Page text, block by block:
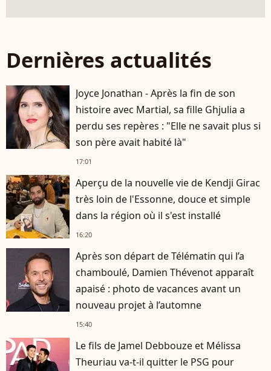
Dernières actualités
Joyce Jonathan - Après la fin de son
histoire avec Martial, sa fille Ghjulia a
perdu ses repères : "Elle ne savait plus si
son père avait habité là"
17:01
Aperçu de la nouvelle vie de Kendji Girac
très loin de l'Essonne, douce et simple
dans la région où il s'est installé
16:20
Après son départ de Télématin qui l’a
chamboulé, Damien Thévenot apparaît
apaisé : photo de vacances avant un
nouveau projet à l’automne
15:40
Le fils de Jamel Debbouze et Mélissa
Theuriau va-t-il quitter le PSG pour